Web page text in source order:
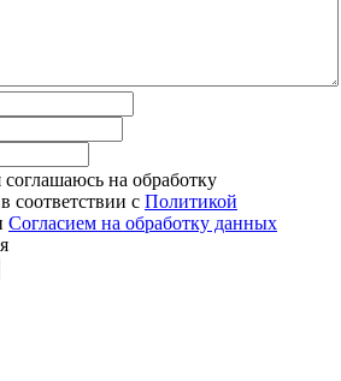
на обработку
соответствии с Политикой
Согласием на обработку данных